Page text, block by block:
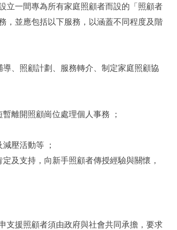
立一間專為所有家庭照顧者而設的「照顧者
，並應包括以下服務，以涵蓋不同程度及階
、照顧計劃、服務轉介、制定家庭照顧協
離開照顧崗位處理個人事務 ；
壓活動等 ；
及支持，向新手照顧者傳授經驗與關懷，
支援照顧者須由政府與社會共同承擔，要求